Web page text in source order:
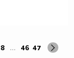
... 46 47